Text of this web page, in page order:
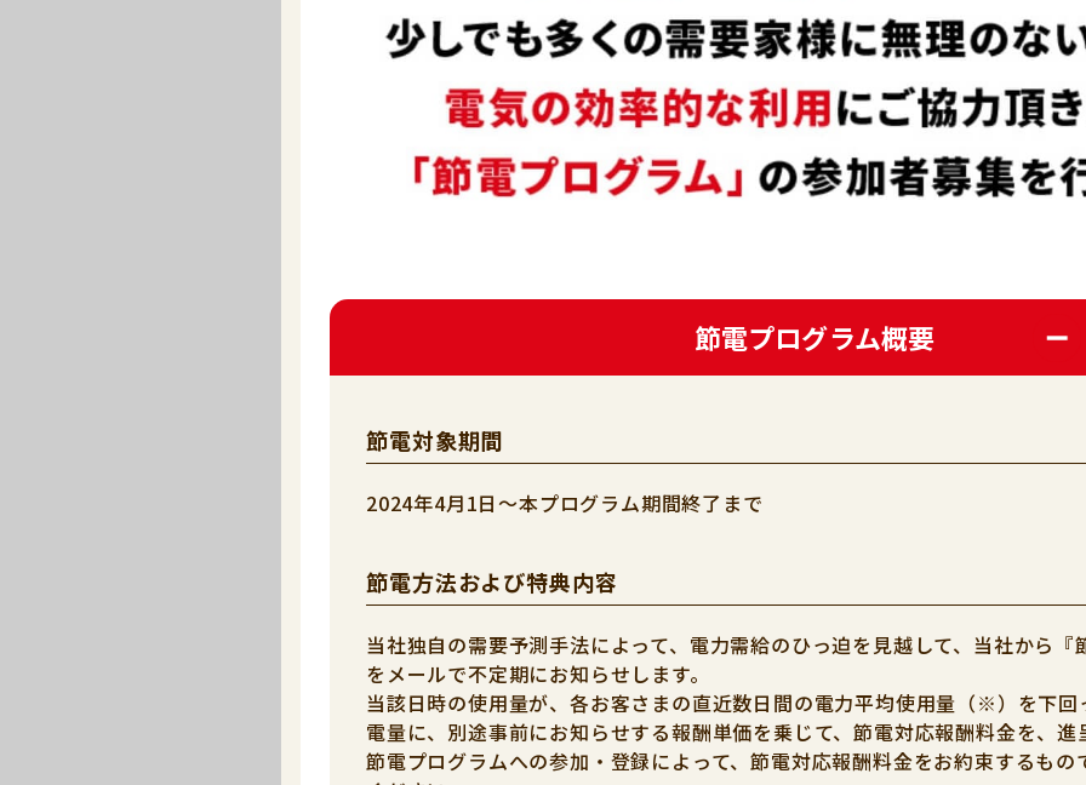
節電プログラム概要
節電対象期間
2024年4月1日～本プログラム期間終了まで
節電方法および特典内容
当社独自の需要予測手法によって、電力需給のひっ迫を見越して、当社から『
をメールで不定期にお知らせします。
当該日時の使用量が、各お客さまの直近数日間の電力平均使用量（※）を下
電量に、別途事前にお知らせする報酬単価を乗じて、節電対応報酬料金を、進
節電プログラムへの参加・登録によって、節電対応報酬料金をお約束するもの